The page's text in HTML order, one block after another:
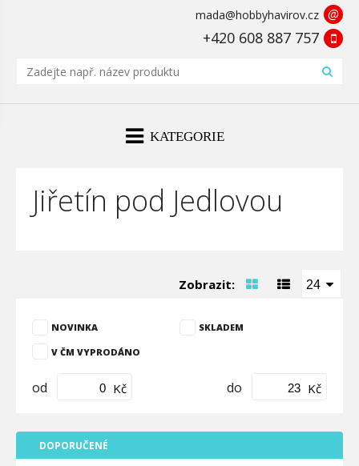
mada@hobbyhavirov.cz @
+420 608 887 757
KATEGORIE
Jiřetín pod Jedlovou
Zobrazit: 24
NOVINKA SKLADEM
V ČM VYPRODÁNO
od Kč do Kč
DOPORUČENÉ